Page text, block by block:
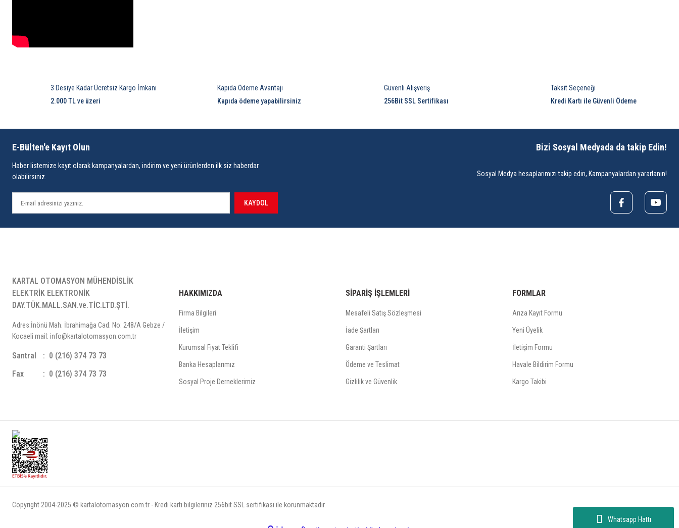
Whatsapp Hattı
3 Desiye Kadar Ücretsiz Kargo İmkanı
2.000 TL ve üzeri
Kapıda Ödeme Avantajı
Kapıda ödeme yapabilirsiniz
Güvenli Alışveriş
256Bit SSL Sertifikası
Taksit Seçeneği
Kredi Kartı ile Güvenli Ödeme
E-Bülten'e Kayıt Olun
Haber listemize kayıt olarak kampanyalardan, indirim ve yeni ürünlerden ilk siz haberdar
olabilirsiniz.
KAYDOL
Bizi Sosyal Medyada da takip Edin!
Sosyal Medya hesaplarımızı takip edin, Kampanyalardan yararlanın!
KARTAL OTOMASYON MÜHENDİSLİK
ELEKTRİK ELEKTRONİK
DAY.TÜK.MALL.SAN.ve.TİC.LTD.ŞTİ.
Adres:İnönü Mah. İbrahimağa Cad. No: 248/A Gebze /
Kocaeli mail: info@kartalotomasyon.com.tr
Santral
0 (216) 374 73 73
Fax
0 (216) 374 73 73
HAKKIMIZDA
Firma Bilgileri
İletişim
Kurumsal Fiyat Teklifi
Banka Hesaplarımız
Sosyal Proje Derneklerimiz
SİPARİŞ İŞLEMLERİ
Mesafeli Satış Sözleşmesi
İade Şartları
Garanti Şartları
Ödeme ve Teslimat
Gizlilik ve Güvenlik
FORMLAR
Arıza Kayıt Formu
Yeni Üyelik
İletişim Formu
Havale Bildirim Formu
Kargo Takibi
Copyright 2004-2025 © kartalotomasyon.com.tr - Kredi kartı bilgileriniz 256bit SSL sertifikası ile korunmaktadır.